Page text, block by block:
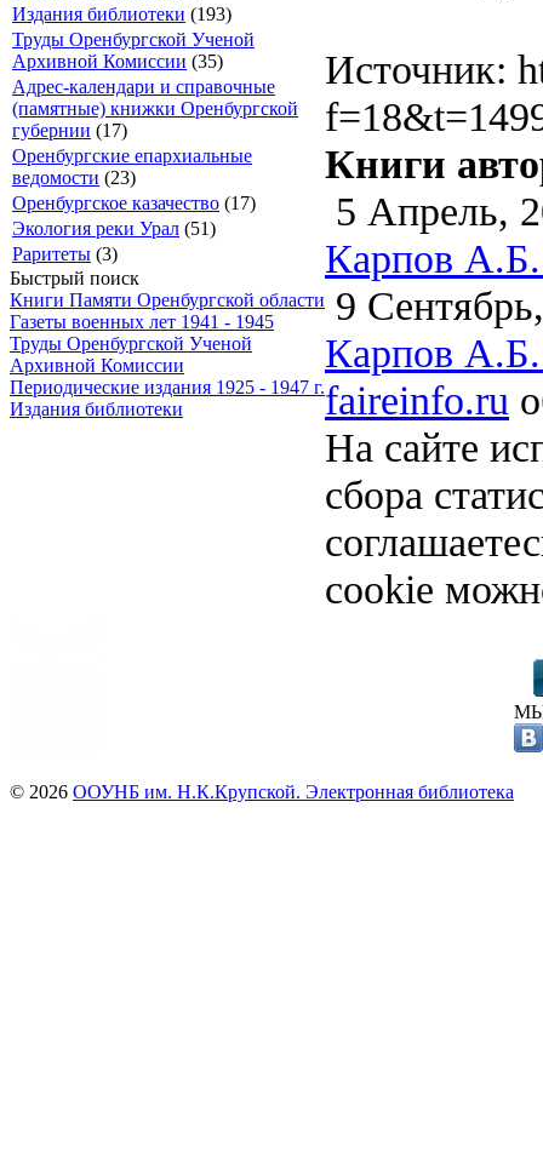
Издания библиотеки (193)
Труды Оренбургской Ученой
Архивной Комиссии (35)
Адрес-календари и справочные
(памятные) книжки Оренбургской
губернии (17)
Оренбургские епархиальные
ведомости (23)
Оренбургское казачество (17)
Экология реки Урал (51)
Раритеты (3)
Быстрый поиск
Книги Памяти Оренбургской области
Газеты военных лет 1941 - 1945
Труды Оренбургской Ученой
Архивной Комиссии
Периодические издания 1925 - 1947 г.
Издания библиотеки
Источник:
Книги
5 Апрель,
Карпов А.Б.
9
Карпов
faireinfo.ru
На сайте
сбора
cookie
© 2026 ООУНБ им. Н.К.Крупской. Электронная библиотека